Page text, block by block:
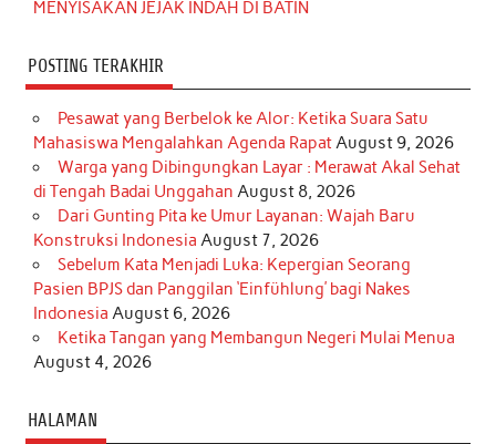
MENYISAKAN JEJAK INDAH DI BATIN
POSTING TERAKHIR
Pesawat yang Berbelok ke Alor: Ketika Suara Satu
Mahasiswa Mengalahkan Agenda RapatAugust 9, 2026
Warga yang Dibingungkan Layar : Merawat Akal Sehat
di Tengah Badai Unggahan August 8, 2026
Dari Gunting Pita ke Umur Layanan: Wajah Baru
Konstruksi Indonesia August 7, 2026
Sebelum Kata Menjadi Luka: Kepergian Seorang
Pasien BPJS dan Panggilan ‘Einfühlung’ bagi Nakes
Indonesia August 6, 2026
Ketika Tangan yang Membangun Negeri Mulai Menua
August 4, 2026
HALAMAN